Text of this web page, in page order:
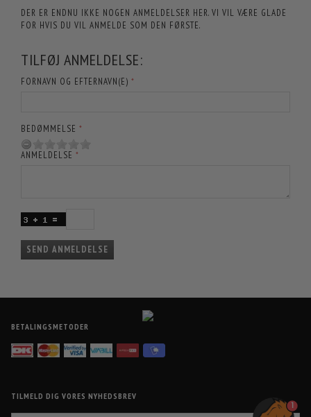
DER ER ENDNU IKKE NOGEN ANMELDELSER HER. VI VIL VÆRE GLADE
FOR HVIS DU VIL ANMELDE SOM DEN FØRSTE.
TILFØJ ANMELDELSE:
FORNAVN OG EFTERNAVN(E)
BEDØMMELSE
ANMELDELSE
SEND ANMELDELSE
BETALINGSMETODER
TILMELD DIG VORES NYHEDSBREV
1